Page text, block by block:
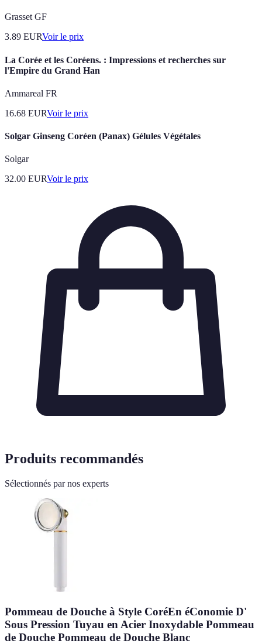
Grasset GF
3.89 EURVoir le prix
La Corée et les Coréens. : Impressions et recherches sur
l'Empire du Grand Han
Ammareal FR
16.68 EURVoir le prix
Solgar Ginseng Coréen (Panax) Gélules Végétales
Solgar
32.00 EURVoir le prix
Produits recommandés
Sélectionnés par nos experts
Pommeau de Douche à Style CoréEn éConomie D'
Sous Pression Tuyau en Acier Inoxydable Pommeau
de Douche Pommeau de Douche Blanc